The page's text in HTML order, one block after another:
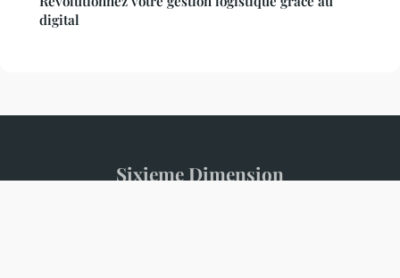
digital
Sixieme Dimension